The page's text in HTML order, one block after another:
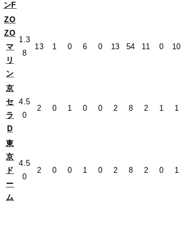
ンF
ZO
ZO
マ
リ
ン
1.3
8
13 1 0 6 0 13 54 11 0 10
京
セ
ラ
D
4.5
0
2 0 1 0 0 2 8 2 1 1
東
京
ド
ー
ム
4.5
0
2 0 0 1 0 2 8 2 0 1